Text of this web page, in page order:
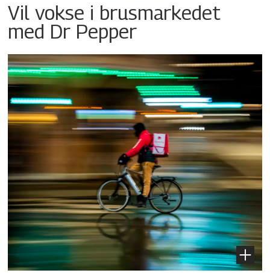
Vil vokse i brusmarkedet
med Dr Pepper